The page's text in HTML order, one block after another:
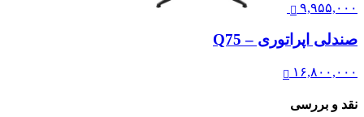
۹,۹۵۵,۰۰۰
صندلی اپراتوری – Q75
۱۶,۸۰۰,۰۰۰
نقد و بررسی